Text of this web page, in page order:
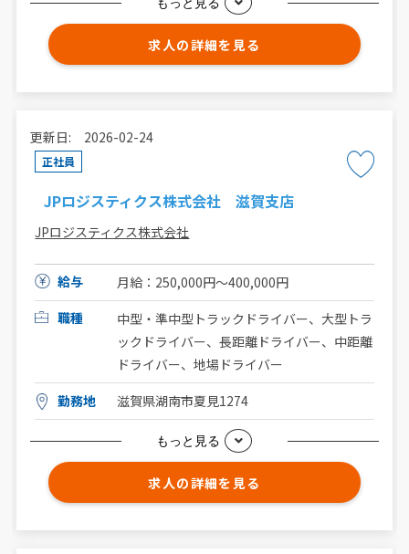
求人の詳細を見る
更新日: 2026-02-24
正社員
JPロジスティクス株式会社 滋賀支店
JPロジスティクス株式会社
給与
月給：250,000円〜400,000円
職種
中型・準中型トラックドライバー、大型トラ
ックドライバー、長距離ドライバー、中距離
ドライバー、地場ドライバー
勤務地
滋賀県湖南市夏見1274
もっと見る
求人の詳細を見る